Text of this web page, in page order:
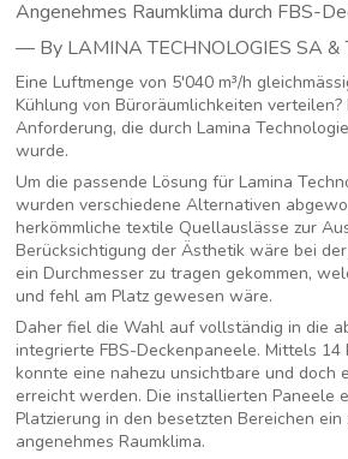
Angenehmes Raumklima durch FBS-
— By LAMINA TECHNOLOGIES SA &
Eine Luftmenge von 5'040 m³/h
Kühlung von Büroräumlichkeiten
Anforderung, die durch Lamina
wurde.
Um die passende Lösung für Lamina
wurden verschiedene Alternativen
herkömmliche textile Quellauslässe zur
Berücksichtigung der Ästhetik wäre bei
ein Durchmesser zu tragen gekommen,
und fehl am Platz gewesen wäre.
Daher fiel die Wahl auf vollständig in die
integrierte FBS-Deckenpaneele. Mittels 14
konnte eine nahezu unsichtbare und doch
erreicht werden. Die installierten Paneele
Platzierung in den besetzten Bereichen ein
angenehmes Raumklima.